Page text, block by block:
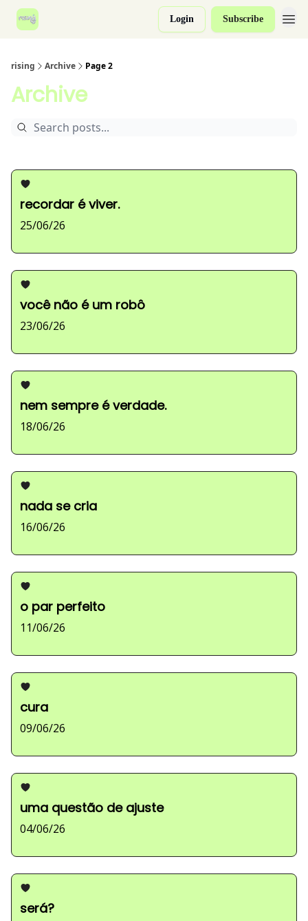
Login Subscribe
rising Archive Page 2
Archive
recordar é viver.
25/06/26
você não é um robô
23/06/26
nem sempre é verdade.
18/06/26
nada se cria
16/06/26
o par perfeito
11/06/26
cura
09/06/26
uma questão de ajuste
04/06/26
será?